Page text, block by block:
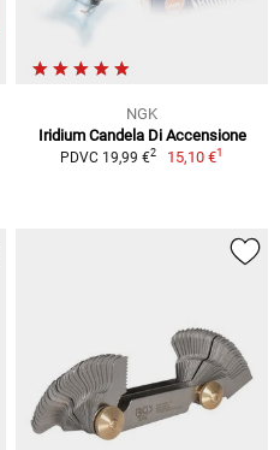
NGK
Iridium Candela Di Accensione
PDVC 19,99 €2 15,10 €1